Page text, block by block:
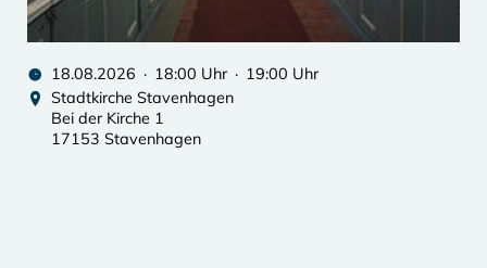
18.08.2026 · 18:00 Uhr · 19:00 Uhr
Stadtkirche Stavenhagen
Bei der Kirche 1
17153 Stavenhagen